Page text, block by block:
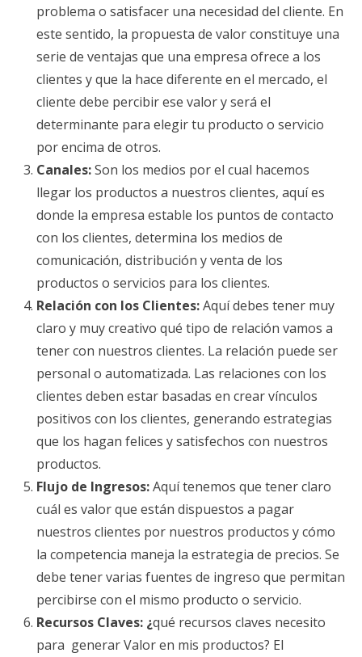
problema o satisfacer una necesidad del cliente. En
este sentido, la propuesta de valor constituye una
serie de ventajas que una empresa ofrece a los
clientes y que la hace diferente en el mercado, el
cliente debe percibir ese valor y será el
determinante para elegir tu producto o servicio
por encima de otros.
Canales:Son los medios por el cual hacemos
llegar los productos a nuestros clientes, aquí es
donde la empresa estable los puntos de contacto
con los clientes, determina los medios de
comunicación, distribución y venta de los
productos o servicios para los clientes.
Relación con los Clientes:Aquí debes tener muy
claro y muy creativo qué tipo de relación vamos a
tener con nuestros clientes. La relación puede ser
personal o automatizada. Las relaciones con los
clientes deben estar basadas en crear vínculos
positivos con los clientes, generando estrategias
que los hagan felices y satisfechos con nuestros
productos.
Flujo de Ingresos:Aquí tenemos que tener claro
cuál es valor que están dispuestos a pagar
nuestros clientes por nuestros productos y cómo
la competencia maneja la estrategia de precios. Se
debe tener varias fuentes de ingreso que permitan
percibirse con el mismo producto o servicio.
Recursos Claves: ¿qué recursos claves necesito
para generar Valor en mis productos? El